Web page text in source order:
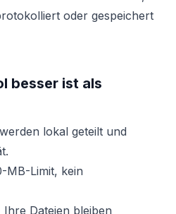
oder gespeichert
besser ist als
lokal geteilt und
MB-Limit, kein
Ihre Dateien bleiben